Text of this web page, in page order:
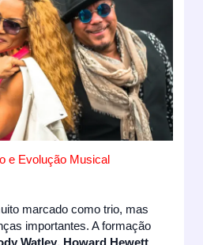
e Evolução Musical
marcado como trio, mas
importantes. A formação